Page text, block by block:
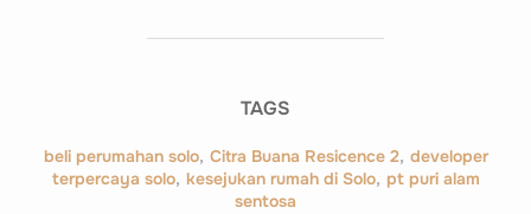
TAGS
beli perumahan solo, Citra Buana Resicence 2, developer
terpercaya solo, kesejukan rumah di Solo, pt puri alam
sentosa